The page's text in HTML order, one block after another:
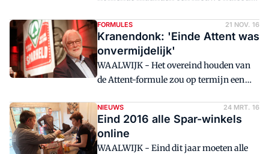
Spar', en een halvering van de
folderfrequentie moeten voor nieuwe
groei zorgen.
FORMULES 21 NOV. 16
Kranendonk: 'Einde Attent was
onvermijdelijk'
WAALWIJK - Het overeind houden van
de Attent-formule zou op termijn een
Sjaak Kranendonk zoekt de komende
jaren voor de ondernemers een zo goed
mogelijke oplossing.
NIEUWS 24 MRT. 16
Eind 2016 alle Spar-winkels
online
WAALWIJK - Eind dit jaar moeten alle